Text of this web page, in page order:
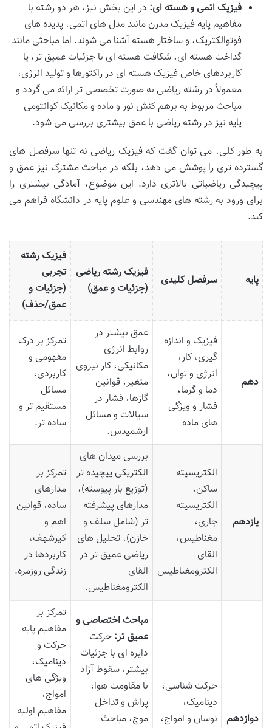
فیزیک اتمی و هسته ای: در این بخش نیز، هر دو رشته با
مفاهیم پایه فیزیک مدرن مانند مدل های اتمی، پدیده های
فوتوالکتریک، و ساختار هسته آشنا می شوند. اما مباحثی مانند
گداخت هسته ای، شکافت هسته ای با جزئیات عمیق تر، یا
کاربردهای خاص فیزیک هسته ای در راکتورها و تولید انرژی،
معمولاً در رشته ریاضی به صورت تخصصی تر ارائه می گردد و
مباحث مربوط به برهم کنش نور و ماده و مکانیک کوانتومی
پایه نیز در رشته ریاضی با عمق بیشتری بررسی می شود.
به طور کلی، می توان گفت که فیزیک ریاضی نه تنها سرفصل های
گسترده تری را پوشش می دهد، بلکه در مباحث مشترک نیز عمق و
پیچیدگی ریاضیاتی بالاتری دارد. این موضوع، آمادگی بیشتری را
برای ورود به رشته های مهندسی و علوم پایه در دانشگاه فراهم می
کند.
پایه سرفصل کلیدی
فیزیک رشته ریاضی
(جزئیات و عمق)
فیزیک رشته
تجربی
(جزئیات و
عمق/حذف)
دهم
فیزیک و اندازه
گیری، کار،
انرژی و توان،
دما و گرما،
فشار و ویژگی
های ماده
عمق بیشتر در
روابط انرژی
مکانیکی، کار نیروی
متغیر، قوانین
گازها، فشار در
سیالات و مسائل
ارشمیدس.
تمرکز بر درک
مفهومی و
کاربردی،
مسائل
مستقیم تر و
ساده تر.
یازدهم
الکتریسیته
ساکن،
الکتریسیته
جاری،
مغناطیس،
القای
الکترومغناطیس
بررسی میدان های
الکتریکی پیچیده تر
(توزیع بار پیوسته)،
مدارهای پیشرفته
تر (شامل سلف و
خازن)، تحلیل های
ریاضی عمیق تر در
القای
الکترومغناطیس.
تمرکز بر
مدارهای
ساده، قوانین
اهم و
کیرشهف،
کاربردها در
زندگی روزمره.
دوازدهم
حرکت شناسی،
دینامیک،
نوسان و امواج،
مباحث اختصاصی و
عمیق تر: حرکت
دایره ای با جزئیات
بیشتر، سقوط آزاد
با مقاومت هوا،
پراش و تداخل
موج، مباحث
تمرکز بر
مفاهیم پایه
حرکت و
دینامیک،
ویژگی های
امواج،
مفاهیم اولیه